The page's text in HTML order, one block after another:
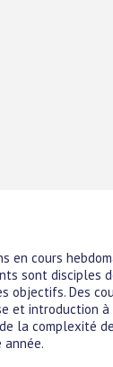
en cours
sont disciples
objectifs. Des
et introduction
la complexité